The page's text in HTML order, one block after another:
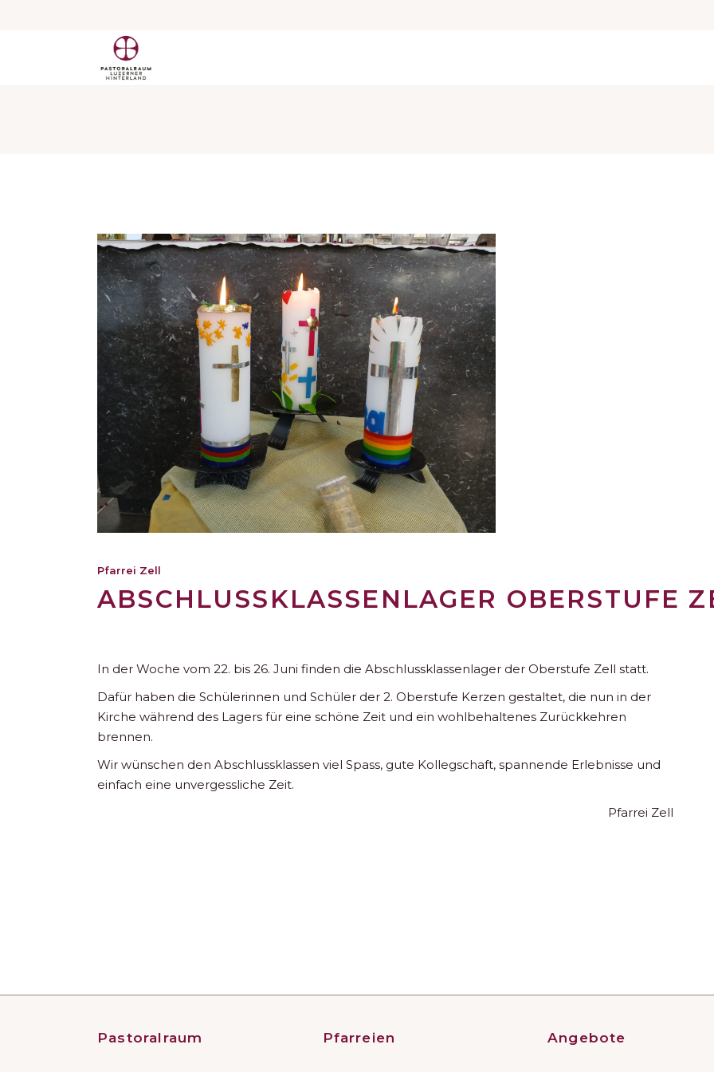
Pfarrei Zell
ABSCHLUSSKLASSENLAGER OBERSTUFE
In der Woche vom 22. bis 26. Juni finden die Abschlussklassenlager der Oberstufe Zell statt.
Dafür haben die Schülerinnen und Schüler der 2. Oberstufe Kerzen gestaltet, die nun in der
Kirche während des Lagers für eine schöne Zeit und ein wohlbehaltenes Zurückkehren
brennen.
Wir wünschen den Abschlussklassen viel Spass, gute Kollegschaft, spannende Erlebnisse und
einfach eine unvergessliche Zeit.
Pfarrei Zell
Pastoralraum Pfarreien Angebote